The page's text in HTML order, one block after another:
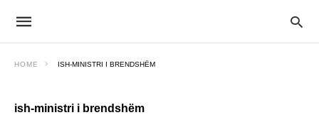
HOME ISH-MINISTRI I BRENDSHËM
ish-ministri i brendshëm